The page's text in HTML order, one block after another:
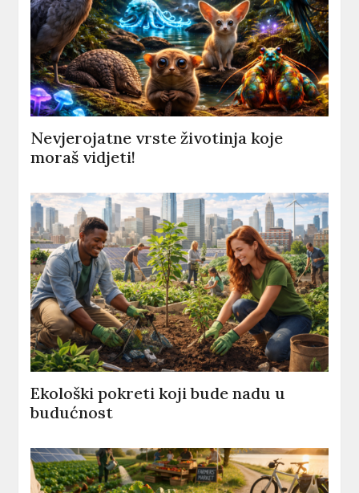
Nevjerojatne vrste životinja koje
moraš vidjeti!
Ekološki pokreti koji bude nadu u
budućnost